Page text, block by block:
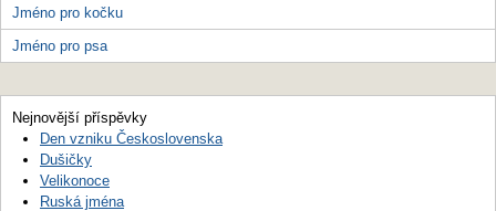
Jméno pro kočku
Jméno pro psa
Nejnovější příspěvky
Den vzniku Československa
Dušičky
Velikonoce
Ruská jména